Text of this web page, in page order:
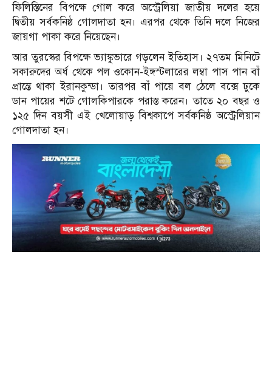
ফিলিস্তিনের বিপক্ষে গোল করে অস্ট্রেলিয়া জাতীয় দলের হয়ে
দ্বিতীয় সর্বকনিষ্ঠ গোলদাতা হন। এরপর থেকে তিনি দলে নিজের
জায়গা পাকা করে নিয়েছেন।
আর তুরস্কের বিপক্ষে ভ্যাঙ্কুভারে গড়লেন ইতিহাস। ২৭তম মিনিটে
সকারুদের অর্ধ থেকে পল ওকোন-ইঙ্গস্টলারের লম্বা পাস পান বাঁ
প্রান্তে থাকা ইরানকুন্ডা। তারপর বাঁ পায়ে বল ঠেলে বক্সে ঢুকে
ডান পায়ের শটে গোলকিপারকে পরাস্ত করেন। তাতে ২০ বছর ও
১২৫ দিন বয়সী এই খেলোয়াড় বিশ্বকাপে সর্বকনিষ্ঠ অস্ট্রেলিয়ান
গোলদাতা হন।